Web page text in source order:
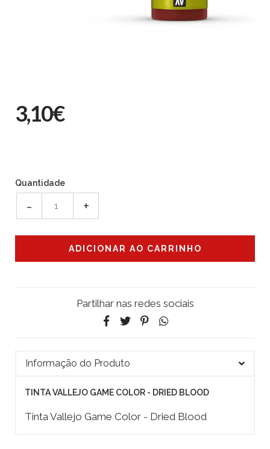
3,10€
Quantidade
- +
Partilhar nas redes sociais
Informação do Produto
TINTA VALLEJO GAME COLOR - DRIED BLOOD
Tinta Vallejo Game Color - Dried Blood